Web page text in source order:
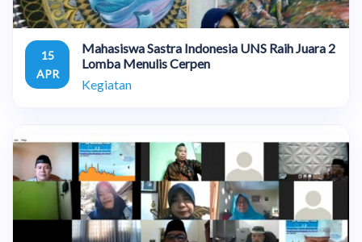
15
APR
Mahasiswa Sastra Indonesia UNS Raih Juara 2
Lomba Menulis Cerpen
Kegiatan